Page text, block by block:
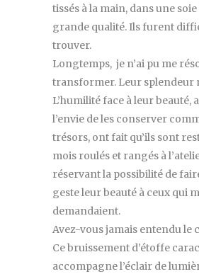
tissés à la main, dans une
grande qualité. Ils furent
trouver.
Longtemps, je n’ai pu me
transformer. Leur splendeur
L’humilité face à leur beauté,
l’envie de les conserver
trésors, ont fait qu’ils sont
mois roulés et rangés à
réservant la possibilité de
geste leur beauté à ceux qui
demandaient.
Avez-vous jamais entendu le
Ce bruissement d’étoffe
accompagne l’éclair de